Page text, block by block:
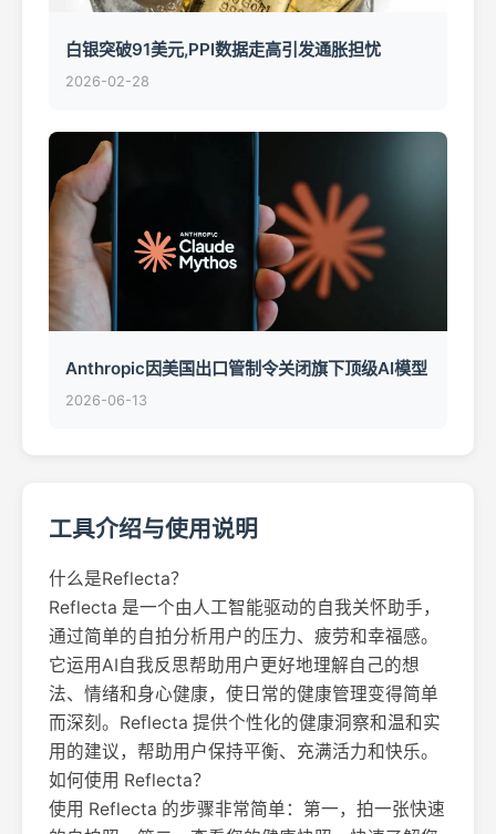
白银突破91美元,PPI数据走高引发通胀担忧
2026-02-28
Anthropic因美国出口管制令关闭旗下顶级AI模型
2026-06-13
工具介绍与使用说明
什么是Reflecta？
Reflecta 是一个由人工智能驱动的自我关怀助手，
通过简单的自拍分析用户的压力、疲劳和幸福感。
它运用AI自我反思帮助用户更好地理解自己的想
法、情绪和身心健康，使日常的健康管理变得简单
而深刻。Reflecta 提供个性化的健康洞察和温和实
用的建议，帮助用户保持平衡、充满活力和快乐。
如何使用 Reflecta？
使用 Reflecta 的步骤非常简单：第一，拍一张快速